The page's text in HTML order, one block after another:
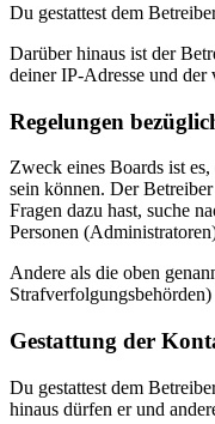
Du gestattest dem
Darüber hinaus ist der
deiner IP-Adresse und
Regelungen
Zweck eines Boards ist
sein können. Der
Fragen dazu hast, suche
Personen
Andere als die oben
Gestattung der
Du gestattest dem
hinaus dürfen er und